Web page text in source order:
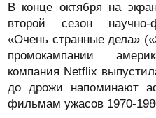
В конце октября на
второй сезон научно-
«Очень странные дела»
промокампании
компания Netflix
до дрожи напоминают
фильмам ужасов 1970-